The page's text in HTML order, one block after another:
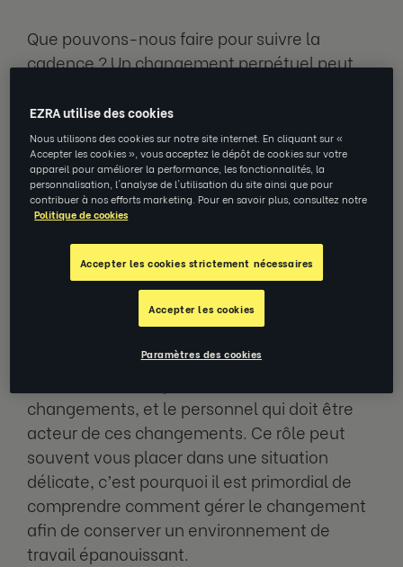
Que pouvons-nous faire pour suivre la
cadence ? Un changement perpétuel peut
d’une transition reussie: Des leaders
compétents qui aident leurs équipes et
employés à s’adapter à un contexte en
constante évolution.
En tant que leader dans une époque
marquée par de grands bouleversements,
vous agissez comme intermédiaire entre la
haute direction, c’est-à-dire les
changements, et le personnel qui doit être
acteur de ces changements. Ce rôle peut
souvent vous placer dans une situation
délicate, c’est pourquoi il est primordial de
comprendre comment gérer le changement
afin de conserver un environnement de
travail épanouissant.
EZRA utilise des cookies
Nous utilisons des cookies sur notre site internet. En cliquant sur «
Accepter les cookies », vous acceptez le dépôt de cookies sur votre
appareil pour améliorer la performance, les fonctionnalités, la
personnalisation, l'analyse de l'utilisation du site ainsi que pour
contribuer à nos efforts marketing. Pour en savoir plus, consultez notre
Politique de cookies
Accepter les cookies strictement nécessaires
Accepter les cookies
Paramètres des cookies